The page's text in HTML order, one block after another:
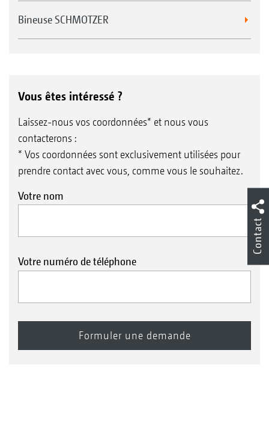
Bineuse SCHMOTZER
Vous êtes intéressé ?
Laissez-nous vos coordonnées* et nous vous
contacterons :
* Vos coordonnées sont exclusivement utilisées pour
prendre contact avec vous, comme vous le souhaitez.
Votre nom
Votre numéro de téléphone
Contact